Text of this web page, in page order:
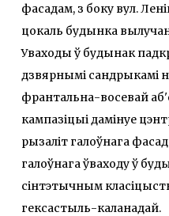
фасадам, з боку вул.
цокаль будынка
Уваходы ў будынак
дзвярнымі сандрыкамі
франтальна-восевай
кампазіцыі дамінуе
рызаліт галоўнага
галоўнага ўваходу ў
сінтэтычным
гексастыль-каланадай.